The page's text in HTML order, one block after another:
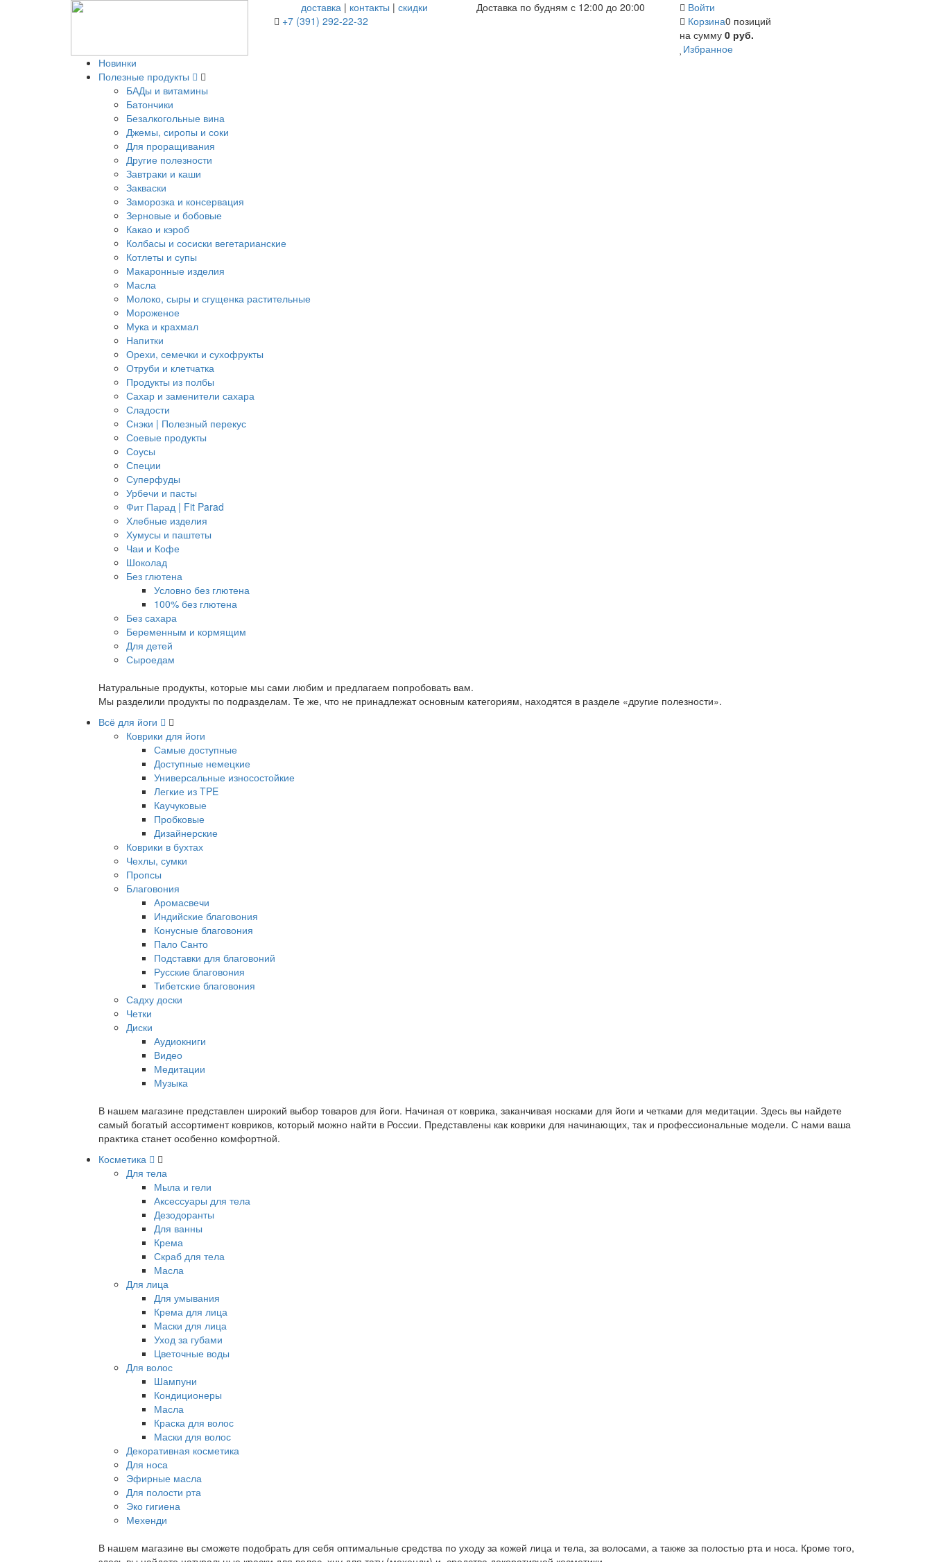
доставка | контакты |скидки
+7 (391) 292-22-32
Доставка по будням с 12:00 до 20:00
Войти
Корзина0 позиций
на сумму 0 руб.
Избранное
Новинки
Полезные продукты
БАДы и витамины
Батончики
Безалкогольные вина
Джемы, сиропы и соки
Для проращивания
Другие полезности
Завтраки и каши
Закваски
Заморозка и консервация
Зерновые и бобовые
Какао и кэроб
Колбасы и сосиски вегетарианские
Котлеты и супы
Макаронные изделия
Масла
Молоко, сыры и сгущенка растительные
Мороженое
Мука и крахмал
Напитки
Орехи, семечки и сухофрукты
Отруби и клетчатка
Продукты из полбы
Сахар и заменители сахара
Сладости
Снэки | Полезный перекус
Соевые продукты
Соусы
Специи
Суперфуды
Урбечи и пасты
Фит Парад | Fit Parad
Хлебные изделия
Хумусы и паштеты
Чаи и Кофе
Шоколад
Без глютена
Условно без глютена
100% без глютена
Без сахара
Беременным и кормящим
Для детей
Сыроедам
Натуральные продукты, которые мы сами любим и предлагаем попробовать вам.
Мы разделили продукты по подразделам. Те же, что не принадлежат основным категориям, находятся в разделе «другие полезности».
Всё для йоги
Коврики для йоги
Самые доступные
Доступные немецкие
Универсальные износостойкие
Легкие из TPE
Каучуковые
Пробковые
Дизайнерские
Коврики в бухтах
Чехлы, сумки
Пропсы
Благовония
Аромасвечи
Индийские благовония
Конусные благовония
Пало Санто
Подставки для благовоний
Русские благовония
Тибетские благовония
Садху доски
Четки
Диски
Аудиокниги
Видео
Медитации
Музыка
В нашем магазине представлен широкий выбор товаров для йоги. Начиная от коврика, заканчивая носками для йоги и четками для медитации. Здесь вы найдете
самый богатый ассортимент ковриков, который можно найти в России. Представлены как коврики для начинающих, так и профессиональные модели. С нами ваша
практика станет особенно комфортной.
Косметика
Для тела
Мыла и гели
Аксессуары для тела
Дезодоранты
Для ванны
Крема
Скраб для тела
Масла
Для лица
Для умывания
Крема для лица
Маски для лица
Уход за губами
Цветочные воды
Для волос
Шампуни
Кондиционеры
Масла
Краска для волос
Маски для волос
Декоративная косметика
Для носа
Эфирные масла
Для полости рта
Эко гигиена
Мехенди
В нашем магазине вы сможете подобрать для себя оптимальные средства по уходу за кожей лица и тела, за волосами, а также за полостью рта и носа. Кроме того,